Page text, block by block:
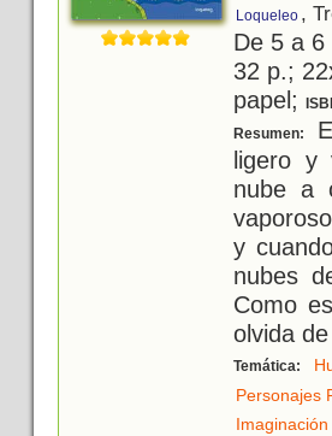
Loqueleo ,
De 5 a
32 p.;
papel;
Resumen:
ligero y
nube a
y
nubes
Como
olvida
Temática:
Personajes
Imaginación